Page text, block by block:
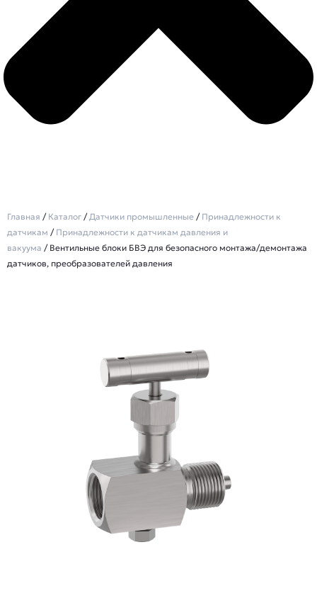
Главная / Каталог /Датчики промышленные / Принадлежности к
датчикам / Принадлежности к датчикам давления и
вакуума / Вентильные блоки БВЭ для безопасного монтажа/демонтажа
датчиков, преобразователей давления